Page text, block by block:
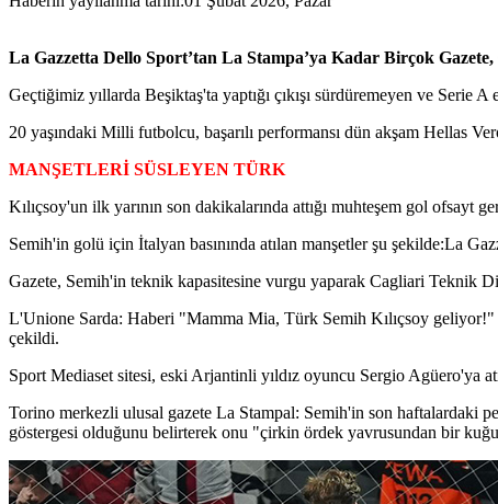
La Gazzetta Dello Sport’tan La Stampa’ya Kadar Birçok Gazete,
Geçtiğimiz yıllarda Beşiktaş'ta yaptığı çıkışı sürdüremeyen ve Serie
20 yaşındaki Milli futbolcu, başarılı performansı dün akşam Hellas
MANŞETLERİ SÜSLEYEN TÜRK
Kılıçsoy'un ilk yarının son dakikalarında attığı muhteşem gol
Semih'in golü için İtalyan basınında atılan manşetler şu şekilde:La
Gazete, Semih'in teknik kapasitesine vurgu yaparak Cagliari Teknik
L'Unione Sarda: Haberi "Mamma Mia, Türk Semih Kılıçsoy geliyor!"
çekildi.
Sport Mediaset sitesi, eski Arjantinli yıldız oyuncu Sergio Agüero'ya
Torino merkezli ulusal gazete La Stampal: Semih'in son haftalardaki
göstergesi olduğunu belirterek onu "çirkin ördek yavrusundan bir